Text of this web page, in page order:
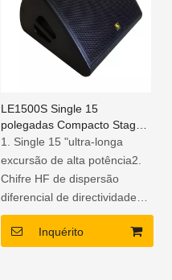
LE1500S Single 15
polegadas Compacto Stage
Monitor Speaker
1. Single 15 "ultra-longa
excursão de alta potência2.
Chifre HF de dispersão
diferencial de directividade
constante otimizado3.
Armário de contraplacado de
Inquérito